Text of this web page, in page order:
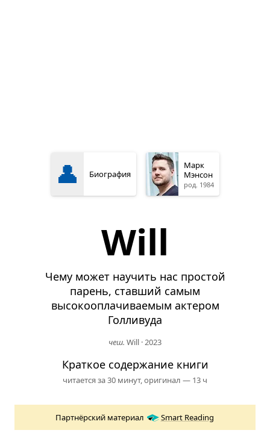
👤 Биография
Марк
Мэнсон
род. 1984
Will
Чему может научить нас простой
парень, ставший самым
высокооплачиваемым актером
Голливуда
чеш. Will · 2023
Краткое содержание книги
читается за 30 минут, оригинал — 13 ч
Партнёрский материал Smart Reading